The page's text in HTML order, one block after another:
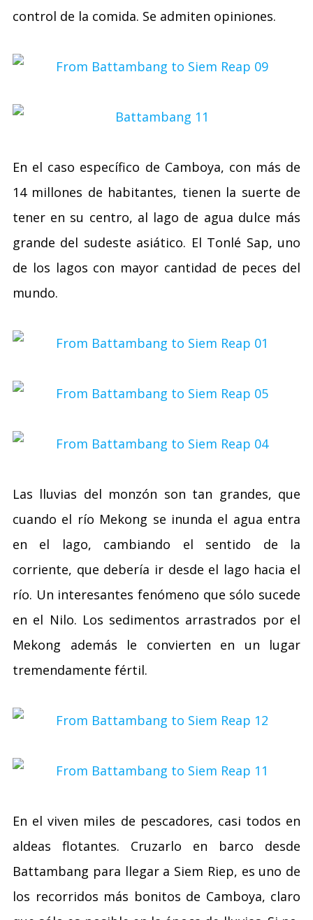
control de la comida. Se admiten opiniones.
En el caso específico de Camboya, con más de
14 millones de habitantes, tienen la suerte de
tener en su centro, al lago de agua dulce más
grande del sudeste asiático. El Tonlé Sap, uno
de los lagos con mayor cantidad de peces del
mundo.
Las lluvias del monzón son tan grandes, que
cuando el río Mekong se inunda el agua entra
en el lago, cambiando el sentido de la
corriente, que debería ir desde el lago hacia el
río. Un interesantes fenómeno que sólo sucede
en el Nilo. Los sedimentos arrastrados por el
Mekong además le convierten en un lugar
tremendamente fértil.
En el viven miles de pescadores, casi todos en
aldeas flotantes. Cruzarlo en barco desde
Battambang para llegar a Siem Riep, es uno de
los recorridos más bonitos de Camboya, claro